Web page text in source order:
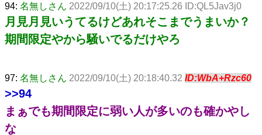
94: 名無しさん 2022/09/10(土) 20:17:25.26 ID:QL5Jav3j0
月見月見いうてるけどあれそこまでうまいか？
期間限定やから騒いでるだけやろ
97: 名無しさん 2022/09/10(土) 20:18:40.32 ID:WbA+Rzc60
>>94
まぁでも期間限定に弱い人が多いのも確かやし
な